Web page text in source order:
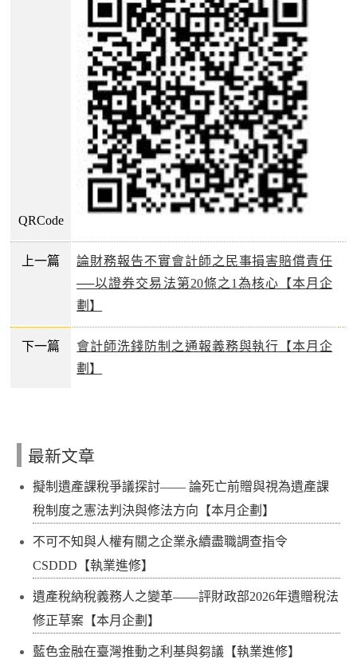
QRCode
上一篇
論財務報告不實會計師之民事損害賠償責任
──以證券交易法第20條之1為核心【本月企
劃】
下一篇
會計師洗錢防制之通報義務與執行【本月企
劃】
最新文章
擬制遺產課稅爭議探討—— 論死亡前贈與視為遺產課
稅制度之憲法判決與修法方向【本月企劃】
不可不知與人權有關之企業永續盡職調查指令
CSDDD【執業進修】
遺產稅納稅義務人之變革——評財政部2026年遺贈稅法
修正草案【本月企劃】
藍色金融在臺灣推動之利基與芻議【執業進修】